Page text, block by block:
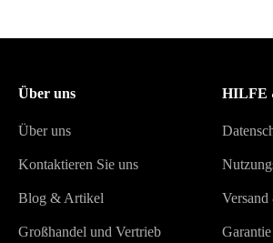
Über uns
Über uns
Kontaktieren Sie uns
Blog & Artikel
Großhandel und Vertrieb
HILFE
Garantie